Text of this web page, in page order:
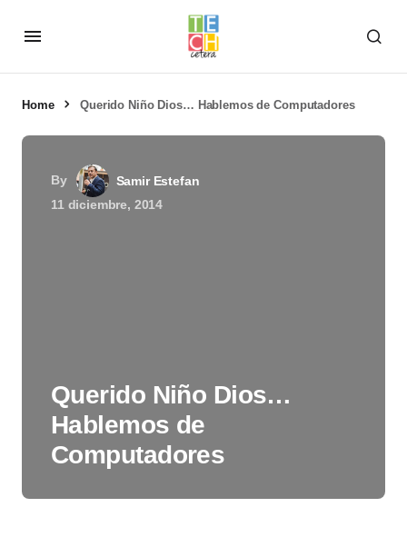
Home Querido Niño Dios… Hablemos de Computadores
By
Samir Estefan
11 diciembre, 2014
Querido Niño Dios…
Hablemos de
Computadores